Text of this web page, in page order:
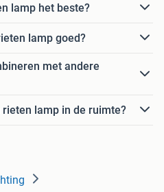
lamp het beste?
lamp goed?
met andere
lamp in de ruimte?